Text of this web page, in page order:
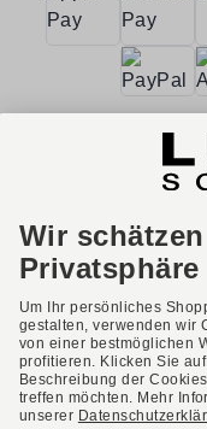
AGB